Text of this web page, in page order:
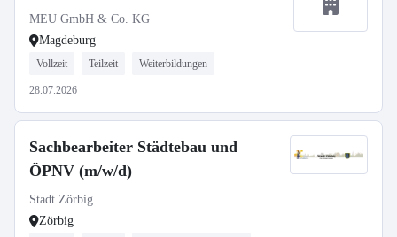
MEU GmbH & Co. KG
Magdeburg
Vollzeit Teilzeit Weiterbildungen
28.07.2026
Sachbearbeiter Städtebau und
ÖPNV (m/w/d)
Stadt Zörbig
Zörbig